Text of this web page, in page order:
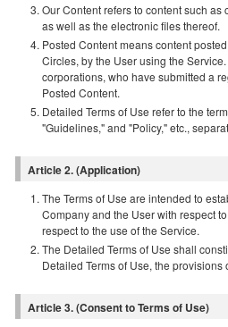
Our Content refers to content such
as well as the electronic files thereof.
Posted Content means content
Circles, by the User using the
corporations, who have submitted a
Posted Content.
Detailed Terms of Use refer to the
"Guidelines," and "Policy," etc.,
Article 2. (Application)
The Terms of Use are intended to
Company and the User with respect
respect to the use of the Service.
The Detailed Terms of Use shall
Detailed Terms of Use, the
Article 3. (Consent to Terms of Use)